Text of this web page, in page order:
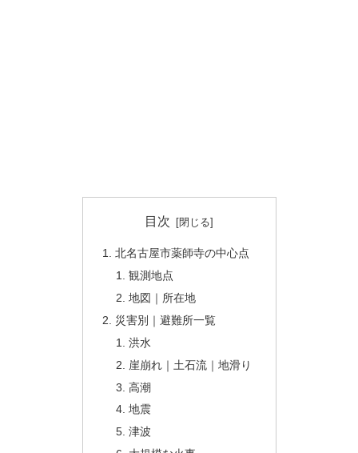
目次
北名古屋市薬師寺の中心点
観測地点
地図｜所在地
災害別｜避難所一覧
洪水
崖崩れ｜土石流｜地滑り
高潮
地震
津波